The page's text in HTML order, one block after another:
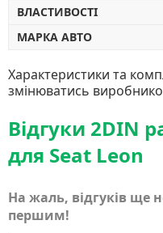
ВЛАСТИВОСТІ
МАРКА АВТО
Характеристики та
змінюватись
Відгуки 2DIN
для Seat Leon
На жаль, відгуків ще
першим!